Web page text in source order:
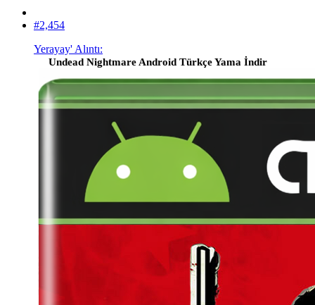
#2,454
Yerayay' Alıntı:
Undead Nightmare Android Türkçe Yama İndir